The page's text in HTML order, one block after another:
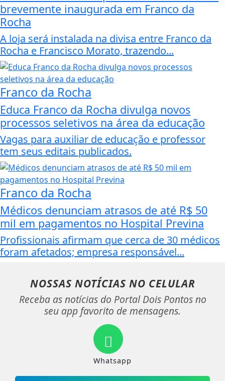
brevemente inaugurada em Franco da
Rocha
A loja será instalada na divisa entre Franco da
Rocha e Francisco Morato, trazendo...
Franco da Rocha
Educa Franco da Rocha divulga novos
processos seletivos na área da educação
Vagas para auxiliar de educação e professor
tem seus editais publicados.
Franco da Rocha
Médicos denunciam atrasos de até R$ 50
mil em pagamentos no Hospital Previna
Profissionais afirmam que cerca de 30 médicos
foram afetados; empresa responsável...
NOSSAS NOTÍCIAS NO CELULAR
Receba as notícias do Portal Dois Pontos no
seu app favorito de mensagens.
Whatsapp